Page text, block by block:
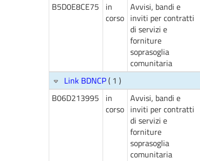
B5D0E8CE75
in
corso
Avvisi, bandi e
inviti per contratti
di servizi e
forniture
soprasoglia
comunitaria
Link BDNCP( 1 )
B06D213995
in
corso
Avvisi, bandi e
inviti per contratti
di servizi e
forniture
soprasoglia
comunitaria